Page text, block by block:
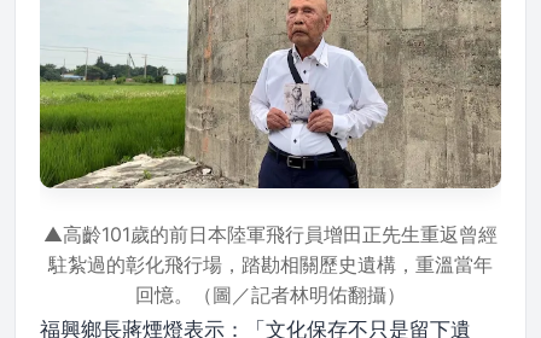
▲高齡101歲的前日本陸軍飛行員增田正先生重返曾經
駐紮過的彰化飛行場，踏勘相關歷史遺構，重溫當年
回憶。（圖／記者林明佑翻攝）
福興鄉長蔣煙燈表示：「文化保存不只是留下遺